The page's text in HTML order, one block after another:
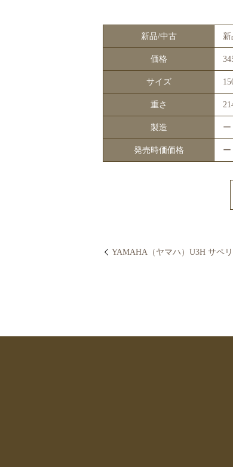
新品/中古 新
価格
サイズ
重さ
製造 ー
発売時価価格 ー
YAMAHA（ヤマハ）U3H サペリ